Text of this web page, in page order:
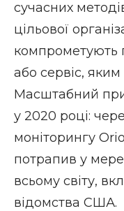
сучасних
цільової
компрометують
або сервіс,
Масштабний
у 2020 році:
моніторингу
потрапив у
всьому світу,
відомства США.